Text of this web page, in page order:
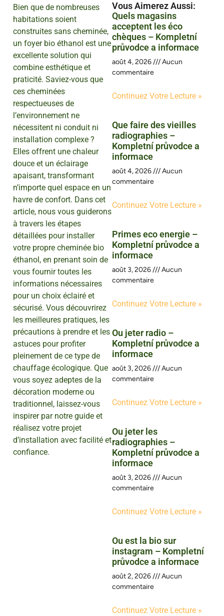
Bien que de nombreuses
habitations soient
construites sans cheminée,
un foyer bio éthanol est une
excellente solution qui
combine esthétique et
praticité. Saviez-vous que
ces cheminées
respectueuses de
l’environnement ne
nécessitent ni conduit ni
installation complexe ?
Elles offrent une chaleur
douce et un éclairage
apaisant, transformant
n’importe quel espace en un
havre de confort. Dans cet
article, nous vous guiderons
à travers les étapes
détaillées pour installer
votre propre cheminée bio
éthanol, en prenant soin de
vous fournir toutes les
informations nécessaires
pour un choix éclairé et
sécurisé. Vous découvrirez
les meilleures pratiques, les
précautions à prendre et les
astuces pour profiter
pleinement de ce type de
chauffage écologique. Que
vous soyez adeptes de la
décoration moderne ou
traditionnel, laissez-vous
inspirer par notre guide et
réalisez votre projet
d’installation avec facilité et
confiance.
Vous Aimerez Aussi :
Quels magasins
acceptent les éco
chèques – Kompletní
průvodce a informace
août 4, 2026
Aucun
commentaire
Continuez Votre Lecture »
Que faire des vieilles
radiographies –
Kompletní průvodce a
informace
août 4, 2026
Aucun
commentaire
Continuez Votre Lecture »
Primes eco energie –
Kompletní průvodce a
informace
août 3, 2026
Aucun
commentaire
Continuez Votre Lecture »
Ou jeter radio –
Kompletní průvodce a
informace
août 3, 2026
Aucun
commentaire
Continuez Votre Lecture »
Ou jeter les
radiographies –
Kompletní průvodce a
informace
août 3, 2026
Aucun
commentaire
Continuez Votre Lecture »
Ou est la bio sur
instagram – Kompletní
průvodce a informace
août 2, 2026
Aucun
commentaire
Continuez Votre Lecture »